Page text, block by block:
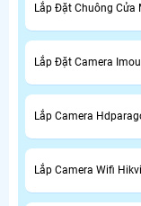
Lắp Đặt Chuông Cửa
Lắp Đặt Camera
Lắp Camera
Lắp Camera Wifi